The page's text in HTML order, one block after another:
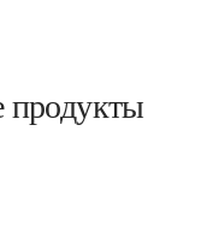
продукты